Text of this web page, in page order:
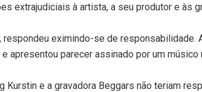
extrajudiciais à artista, a seu produtor e às
respondeu eximindo-se de responsabilidade.
apresentou parecer assinado por um
Kurstin e a gravadora Beggars não teriam